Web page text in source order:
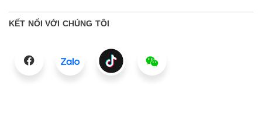
KẾT NỐI VỚI CHÚNG TÔI